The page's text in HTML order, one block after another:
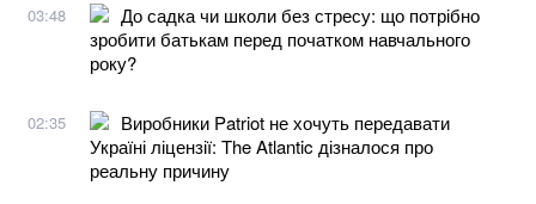
03:48
До садка чи школи без стресу: що потрібно
зробити батькам перед початком навчального
року?
02:35
Виробники Patriot не хочуть передавати
Україні ліцензії: The Atlantic дізналося про
реальну причину